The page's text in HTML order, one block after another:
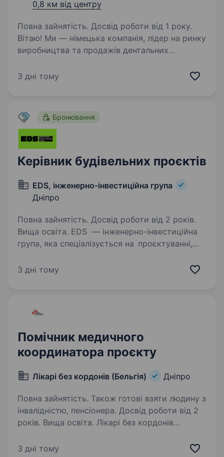
0,8 км від центру
Повна зайнятість. Досвід роботи від 1 року.
Вітаю! Ми — німецька компанія, лідер на ринку
виробництва та продажів дентальних
ми виробляємо близько 1 мільйона імплантів в
3 дні тому
Бронювання
Керівник будівельних проєктів
EDS, інженерно-інвестиційна група
Дніпро
Повна зайнятість. Досвід роботи від 2 років.
Вища освіта. EDS — інженерно-інвестиційна
група, яка спеціалізується на проєктуванні,
виробництві обладнання та будівництві
3 дні тому
Помічник медичного
координатора проєкту
Лікарі без кордонів (Бельгія) Дніпро
Повна зайнятість. Також готові взяти людину з
інвалідністю, пенсіонера. Досвід роботи від 2
років. Вища освіта. Лікарі без кордонів
PROJECT MEDICAL COORDINATOR SUPPORT
3 дні тому